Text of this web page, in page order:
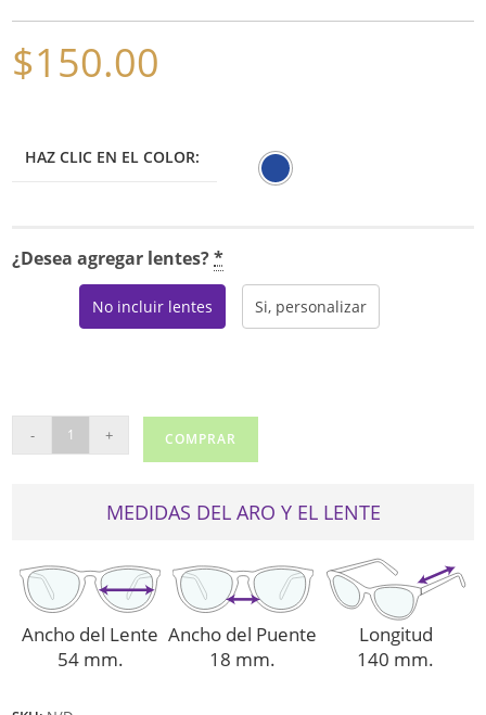
$150.00
HAZ CLIC EN EL COLOR:
¿Desea agregar lentes?*
No incluir lentes Si, personalizar
AIRLOCK
MAJESTIC
- + COMPRAR
MEDIDAS DEL ARO Y EL LENTE
Ancho del Lente
54 mm.
Ancho del Puente
18 mm.
Longitud
140 mm.